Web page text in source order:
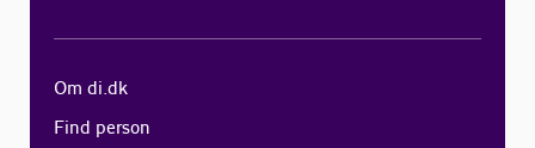
Om di.dk
Find person